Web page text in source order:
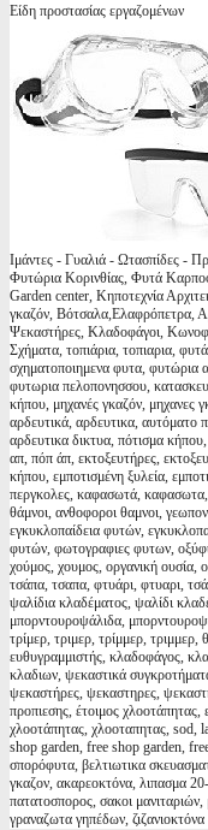
Είδη προστασίας εργαζομένων
Ιμάντες - Γυαλιά - Ωτασπίδες -
Φυτώρια Κορινθίας, Φυτά
Garden center, Κηποτεχνία
γκαζόν, Βότσαλα,Ελαφρόπετρα,
Ψεκαστήρες, Κλαδοφάγοι,
Σχήματα, τοπιάρια, τοπιαρια,
σχηματοποιημενα φυτα, φυτώρια
φυτωρια πελοπονησσου,
κήπου, μηχανές γκαζόν, μηχανες
αρδευτικά, αρδευτικα, αυτόματο
αρδευτικα δικτυα, πότισμα
απ, πόπ άπ, εκτοξευτήρες,
κήπου, εμποτισμένη ξυλεία,
περγκολες, καφασωτά, καφασωτα,
θάμνοι, ανθοφοροι θαμνοι,
εγκυκλοπαίδεια φυτών,
φυτών, φωτογραφιες φυτων,
χούμος, χουμος, οργανική ουσία,
τσάπα, τσαπα, φτυάρι, φτυαρι,
ψαλίδια κλαδέματος, ψαλίδι
μπορντουροψάλιδα,
τρίμερ, τριμερ, τρίμμερ,
ευθυγραμμιστής, κλαδοφάγος,
κλαδιων, ψεκαστικά
ψεκαστήρες, ψεκαστηρες,
προπιεσης, έτοιμος χλοοτάπητας,
χλοοτάπητας, χλοοταπητας, sod,
shop garden, free shop garden,
σπορόφυτα, βελτιωτικα
γκαζον, ακαρεοκτόνα, λιπασμα
πατατοσπορος, σακοι
γραναζωτα γηπέδων, ζιζανιοκτόνα